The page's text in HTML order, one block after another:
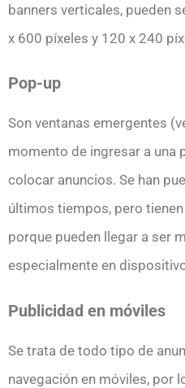
banners verticales, pueden
x 600 píxeles y 120 x 240
Pop-up
Son ventanas emergentes
momento de ingresar a una
colocar anuncios. Se han
últimos tiempos, pero
porque pueden llegar a ser
especialmente en
Publicidad en móviles
Se trata de todo tipo de
navegación en móviles, por